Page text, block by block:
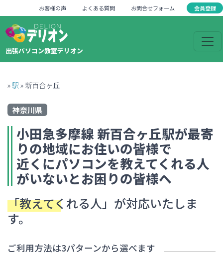
お客様の声 よくある質問 お問合せフォーム 会員登録
出張パソコン教室デリオン
»駅»新百合ヶ丘
神奈川県
小田急多摩線新百合ヶ丘駅が最寄
りの地域にお住いの皆様で
近くにパソコンを教えてくれる人
がいないとお困りの皆様へ
「教えてくれる人」 が対応いたしま
す。
ご利用方法は3パターンから選べます